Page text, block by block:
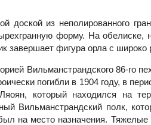
доской из неполированного
форму. На обелиске,
завершает фигура орла с
Вильманстрандского 86-го
погибли в 1904 году, в
который находился на
Вильманстрандский полк,
на место назначения.